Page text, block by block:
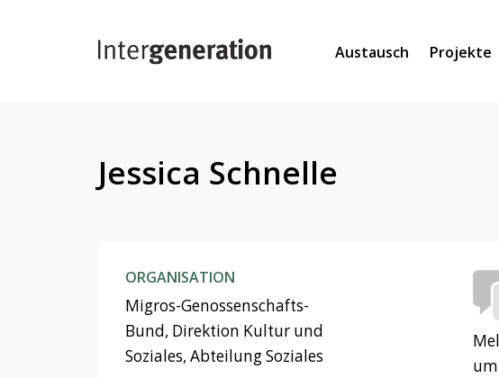
Austausch Projekte
Jessica Schnelle
ORGANISATION
Migros-Genossenschafts-
Bund, Direktion Kultur und
Soziales, Abteilung Soziales